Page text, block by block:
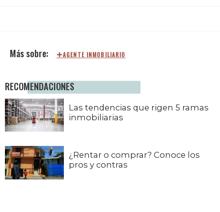
AGENTE INMOBILIARIO
RECOMENDACIONES
Las tendencias que rigen 5 ramas
inmobiliarias
¿Rentar o comprar? Conoce los
pros y contras